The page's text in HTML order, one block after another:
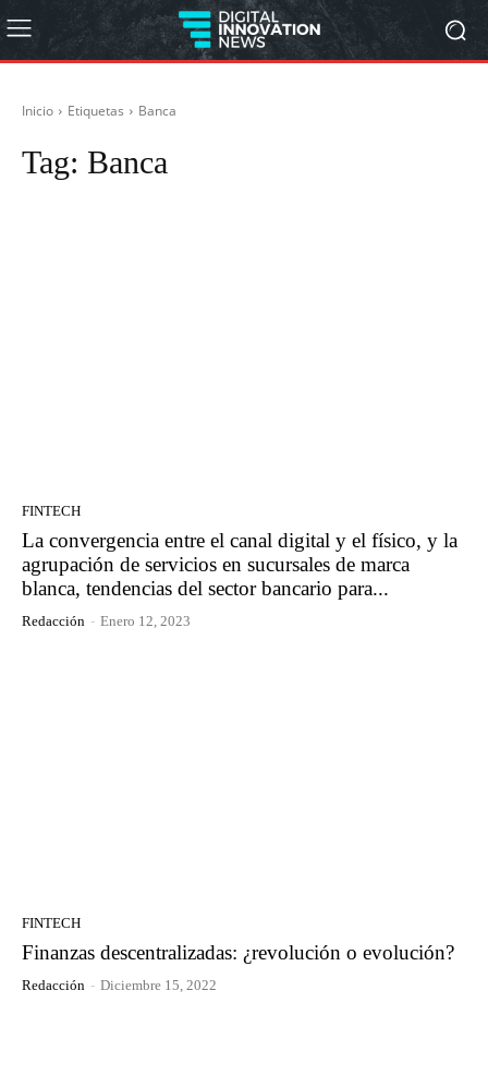
Inicio Etiquetas Banca
Tag: Banca
FINTECH
La convergencia entre el canal digital y el físico, y la
agrupación de servicios en sucursales de marca
blanca, tendencias del sector bancario para...
Redacción - Enero 12, 2023
FINTECH
Finanzas descentralizadas: ¿revolución o evolución?
Redacción - Diciembre 15, 2022